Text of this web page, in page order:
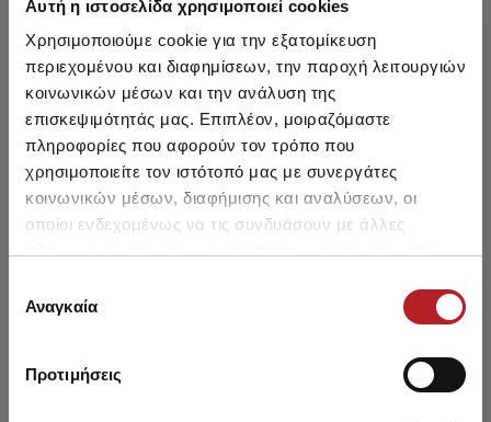
Αυτή η ιστοσελίδα χρησιμοποιεί cookies
Χρησιμοποιούμε cookie για την εξατομίκευση
περιεχομένου και διαφημίσεων, την παροχή λειτουργιών
κοινωνικών μέσων και την ανάλυση της
επισκεψιμότητάς μας. Επιπλέον, μοιραζόμαστε
πληροφορίες που αφορούν τον τρόπο που
χρησιμοποιείτε τον ιστότοπό μας με συνεργάτες
κοινωνικών μέσων, διαφήμισης και αναλύσεων, οι
οποίοι ενδεχομένως να τις συνδυάσουν με άλλες
των υπηρεσιών τους.
συγκατάθεσης
Αναγκαία
Προτιμήσεις
Too Cute Μπριτέλα
Από 6,95 € έως 8,45 €